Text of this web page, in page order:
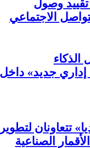
تقييد وصول
الاجتماعي
الذكاء
جديد» داخل
تتعاونان لتطوير
الصناعية